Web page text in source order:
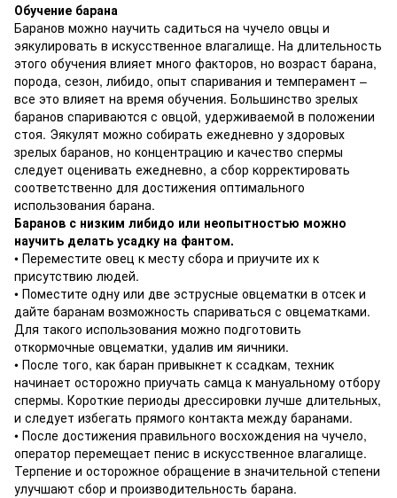
Обучение барана
Баранов можно научить садиться на чучело овцы и
эякулировать в искусственное влагалище. На длительность
этого обучения влияет много факторов, но возраст барана,
порода, сезон, либидо, опыт спаривания и темперамент –
все это влияет на время обучения. Большинство зрелых
баранов спариваются с овцой, удерживаемой в положении
стоя. Эякулят можно собирать ежедневно у здоровых
зрелых баранов, но концентрацию и качество спермы
следует оценивать ежедневно, а сбор корректировать
соответственно для достижения оптимального
использования барана.
Баранов с низким либидо или неопытностью можно
научить делать усадку на фантом.
• Переместите овец к месту сбора и приучите их к
присутствию людей.
• Поместите одну или две эструсные овцематки в отсек и
дайте баранам возможность спариваться с овцематками.
Для такого использования можно подготовить
откормочные овцематки, удалив им яичники.
• После того, как баран привыкнет к ссадкам, техник
начинает осторожно приучать самца к мануальному отбору
спермы. Короткие периоды дрессировки лучше длительных,
и следует избегать прямого контакта между баранами.
• После достижения правильного восхождения на чучело,
оператор перемещает пенис в искусственное влагалище.
Терпение и осторожное обращение в значительной степени
улучшают сбор и производительность барана.